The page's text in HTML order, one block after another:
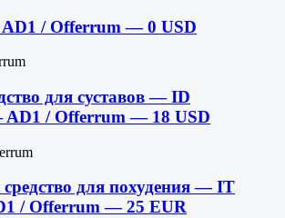
/ Offerrum — 0 USD
для суставов — ID
AD1 / Offerrum — 18 USD
для похудения — IT
/ Offerrum — 25 EUR